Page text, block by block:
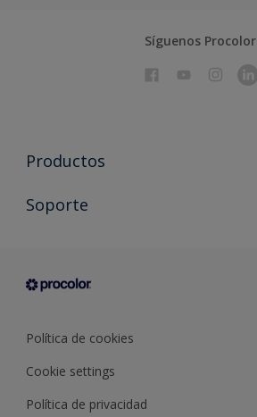
Síguenos Procolor
Productos
Todos los productos
Condiciones generales de venta
Soporte
Sobre Procolor
Política de cookies
Cookie settings
Política de privacidad